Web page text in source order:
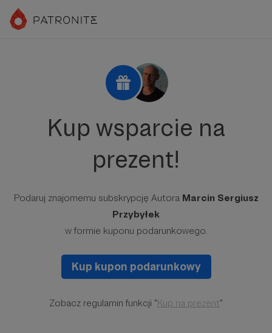
Kup wsparcie na
prezent!
Podaruj znajomemu subskrypcję Autora Marcin Sergiusz
Przybyłek
w formie kuponu podarunkowego.
Kup kupon podarunkowy
Zobacz regulamin funkcji "Kup na prezent"